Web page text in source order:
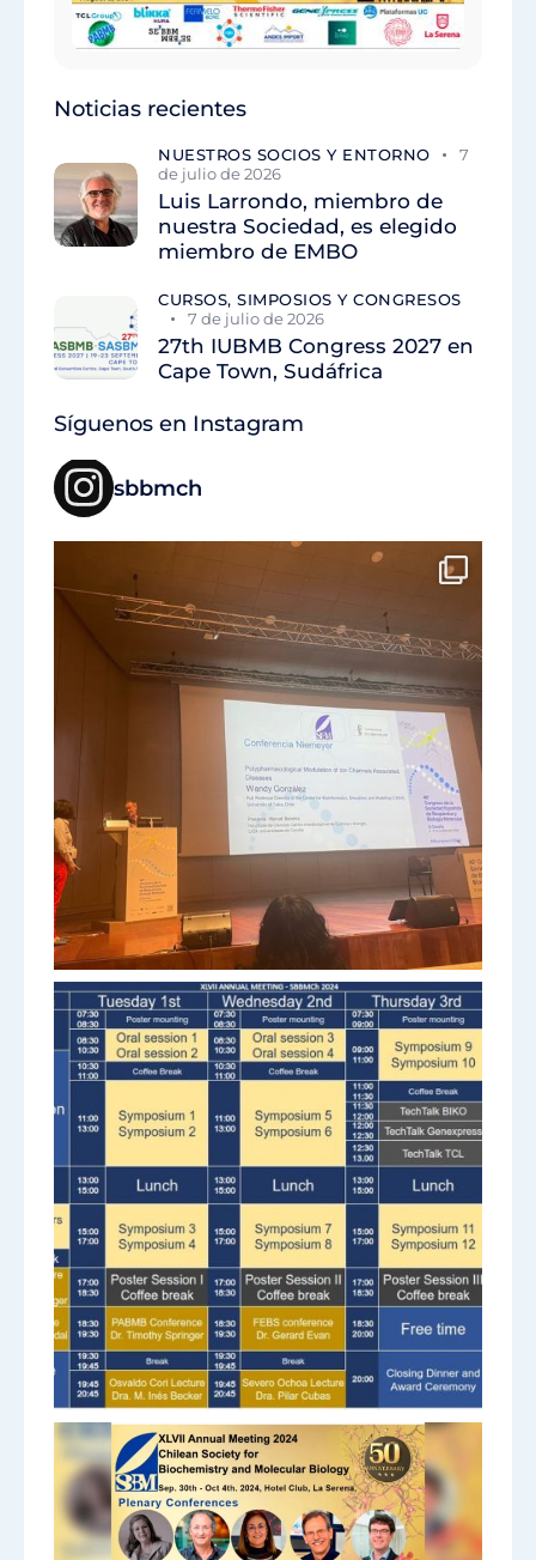
Noticias recientes
NUESTROS SOCIOS Y ENTORNO
7
de julio de 2026
Luis Larrondo, miembro de
nuestra Sociedad, es elegido
miembro de EMBO
CURSOS, SIMPOSIOS Y CONGRESOS
7 de julio de 2026
27th IUBMB Congress 2027 en
Cape Town, Sudáfrica
Síguenos en Instagram
sbbmch